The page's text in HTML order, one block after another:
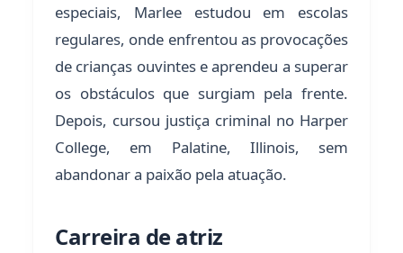
especiais, Marlee estudou em escolas
regulares, onde enfrentou as provocações
de crianças ouvintes e aprendeu a superar
os obstáculos que surgiam pela frente.
Depois, cursou justiça criminal no Harper
College, em Palatine, Illinois, sem
abandonar a paixão pela atuação.
Carreira de atriz